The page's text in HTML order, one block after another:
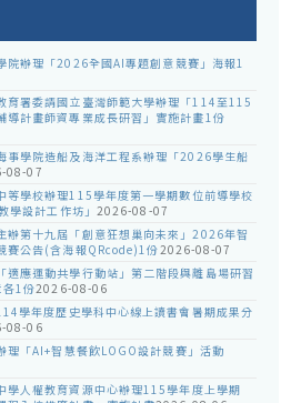
院辦理「2026全國AI專題創意競賽」海報1
育署委請國立臺灣師範大學辦理「114至115
導計畫師資專業成長研習」實施計畫1份
事學院造船及海洋工程系辦理「2026學生船
08-07
等學校辦理115學年度第一學期數位前導學校
學設計工作坊」 2026-08-07
辦第十九屆「創意狂想巢向未來」2026年智
賽公告(含海報QRcode)1份2026-08-07
適應運動共學行動站」第二階段與離島場研習
各1份2026-08-06
學年度歷史學科中心線上讀書會暑期成果分
08-06
理「AI+智慧餐飲LOGO設計競賽」活動
學人權教育資源中心辦理115學年度上學期